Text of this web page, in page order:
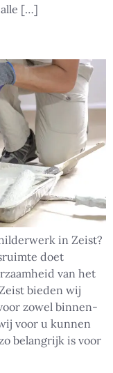
alle […]
in Zeist?
doet
van het
bieden wij
zowel binnen-
voor u kunnen
belangrijk is voor